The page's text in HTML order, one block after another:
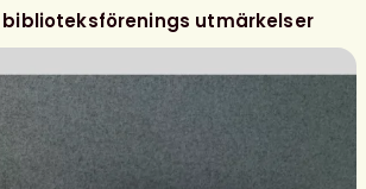
biblioteksförenings utmärkelser